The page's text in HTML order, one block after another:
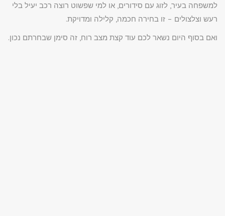
למשפחה בעיר, לזוג עם סידורים, או למי שפשוט רוצה רכב יעיל בלי
רעש וצלצולים – זו בחירה חכמה, קלילה ומדויקת.
ואם בסוף היום נשאר לכם עוד קצת מצב רוח, זה סימן שבחרתם נכון.